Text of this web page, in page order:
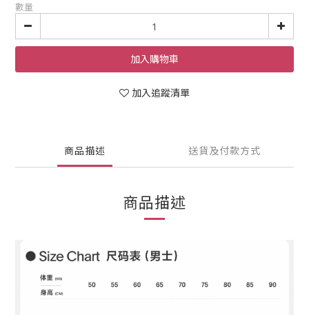
數量
加入購物車
加入追蹤清單
商品描述 送貨及付款方式
商品描述